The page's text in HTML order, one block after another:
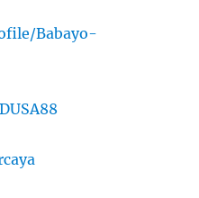
Babayo-